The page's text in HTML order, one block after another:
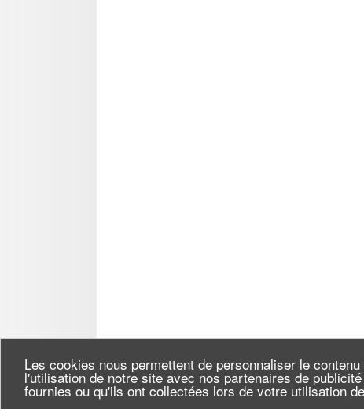
Les cookies nous permettent de personnaliser le
l'utilisation de notre site avec nos partenaires de
fournies ou qu'ils ont collectées lors de votre utilisation